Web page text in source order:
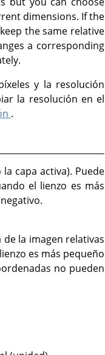
dimensions. If the
the same relative
a corresponding
y la resolución
la resolución en el
.
capa activa). Puede
el lienzo es más
la imagen relativas
es más pequeño
no pueden